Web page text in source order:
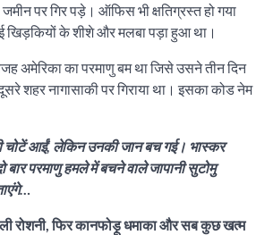
पर गिर पड़े। ऑफिस भी क्षतिग्रस्त हो गया
खिड़कियों के शीशे और मलबा पड़ा हुआ था।
अमेरिका का परमाणु बम था जिसे उसने तीन दिन
शहर नागासाकी पर गिराया था। इसका कोड नेम
चोटें आईं, लेकिन उनकी जान बच गई। भास्कर
परमाणु हमले में बचने वाले जापानी सुटोमु
रोशनी, फिर कानफोड़ू धमाका और सब कुछ खत्म